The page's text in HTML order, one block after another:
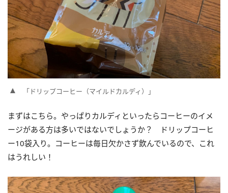
「ドリップコーヒー（マイルドカルディ）」
まずはこちら。やっぱりカルディといったらコーヒーのイメ
ージがある方は多いではないでしょうか？ ドリップコーヒ
ー10袋入り。コーヒーは毎日欠かさず飲んでいるので、これ
はうれしい！